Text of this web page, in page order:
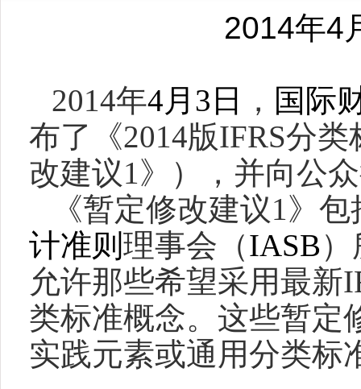
2014年4
2014年4月 3 日 ， 国际
布了《2014版IFRS分类
改建议1》），并向公
《暂定修改建议1》包
计准则 理事会（IASB
允许那些希望采用最新
类标准概念。这些暂定
实践元素或通用分类标